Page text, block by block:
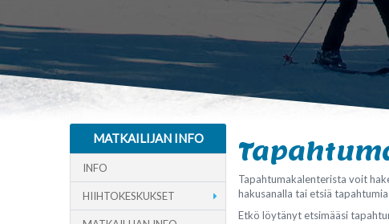
Tapahtumakalenterista voit
hakusanalla tai etsiä
Etkö löytänyt etsimääsi
MATKAILIJAN INFO
INFO
HIIHTOKESKUKSET